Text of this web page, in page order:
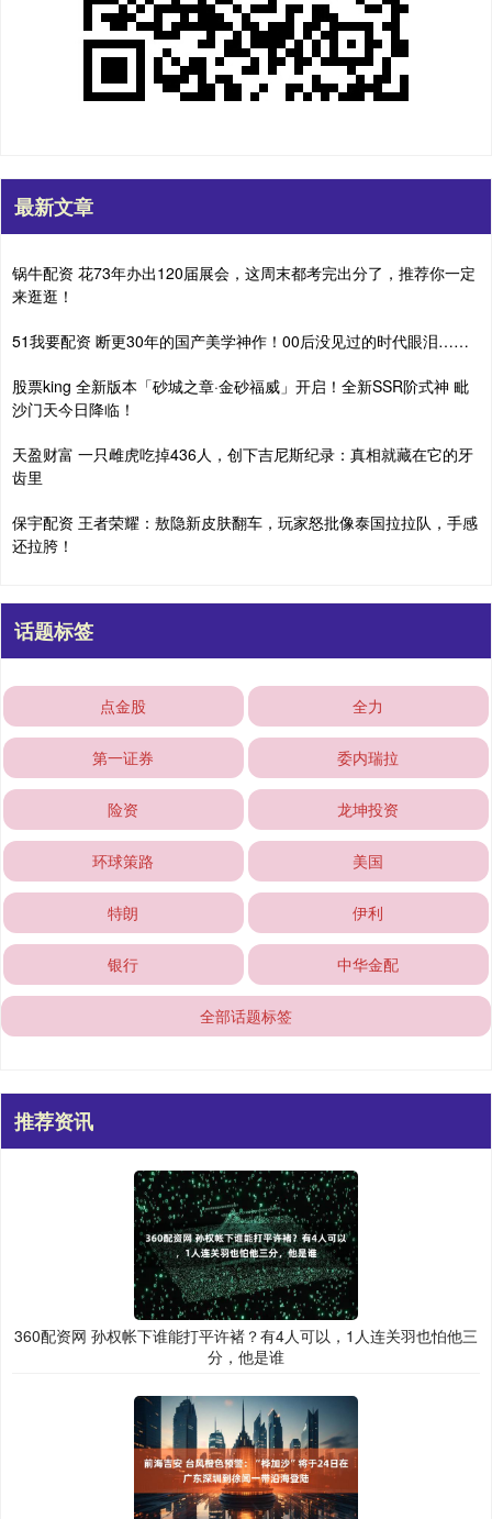
最新文章
锅牛配资 花73年办出120届展会，这周末都考完出分了，推荐你一定
来逛逛！
51我要配资 断更30年的国产美学神作！00后没见过的时代眼泪……
股票king 全新版本「砂城之章·金砂福威」开启！全新SSR阶式神 毗
沙门天今日降临！
天盈财富 一只雌虎吃掉436人，创下吉尼斯纪录：真相就藏在它的牙
齿里
保宇配资 王者荣耀：敖隐新皮肤翻车，玩家怒批像泰国拉拉队，手感
还拉胯！
话题标签
点金股 全力
第一证券 委内瑞拉
险资 龙坤投资
环球策路 美国
特朗 伊利
银行 中华金配
全部话题标签
推荐资讯
360配资网 孙权帐下谁能打平许褚？有4人可以，1人连关羽也怕他三
分，他是谁